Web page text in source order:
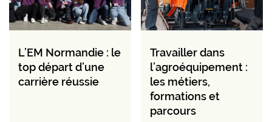
L’EM Normandie : le
top départ d’une
carrière réussie
Travailler dans
l’agroéquipement :
les métiers,
formations et
parcours